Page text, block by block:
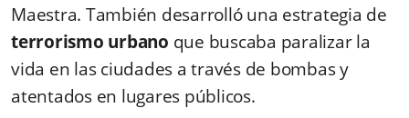
Maestra. También desarrolló una estrategia de
terrorismo urbano que buscaba paralizar la
vida en las ciudades a través de bombas y
atentados en lugares públicos.